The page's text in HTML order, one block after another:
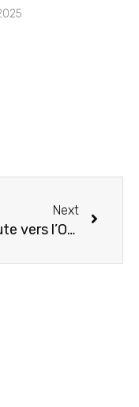
Next
En route vers l’Outaouais!